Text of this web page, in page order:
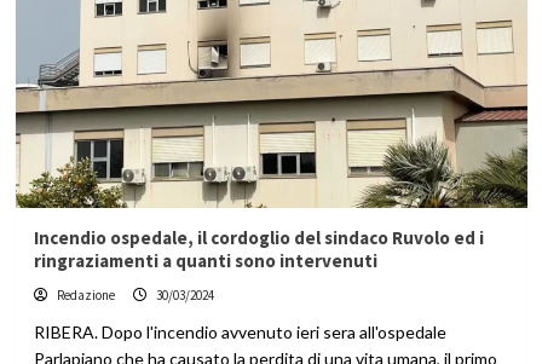
Incendio ospedale, il cordoglio del sindaco Ruvolo ed i
ringraziamenti a quanti sono intervenuti
Redazione 30/03/2024
RIBERA. Dopo l'incendio avvenuto ieri sera all'ospedale
Parlapiano che ha causato la perdita di una vita umana, il primo